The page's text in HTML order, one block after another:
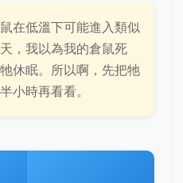
在低溫下可能進入類似
，我以為我的倉鼠死
休眠。所以啊，先把牠
小時再看看。